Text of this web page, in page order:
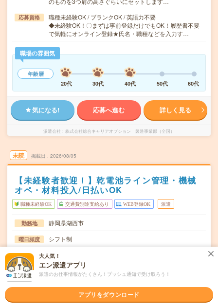
応募資格
職種未経験OK / ブランクOK / 英語力不要
◆未経験OK！〇まずは事前登録だけでもOK！履歴書不要
で気軽にオンライン登録★氏名・職種などを入力す…
職場の雰囲気
年齢層
20代
30代 40代 50代 60代
気になる! 応募へ進む 詳しく見る
派遣会社 株式会社綜合キャリアオプション 製造事業部（全国）
未読 掲載日 2026/08/05
【未経験者歓迎！】乾電池ライン管理・機械
オペ・材料投入/日払いOK
職種未経験OK 交通費別途支給あり WEB登録OK 派遣
勤務地 静岡県湖西市
曜日頻度 シフト制
時間 08:15～17:0019:45～06:30
期間 長期でお仕事できる方、大歓迎！
時給 時給1200円
交通費
大人気！
エン派遣アプリ
派遣のお仕事情報がたくさん！プッシュ通知で受け取ろう！
アプリをダウンロード